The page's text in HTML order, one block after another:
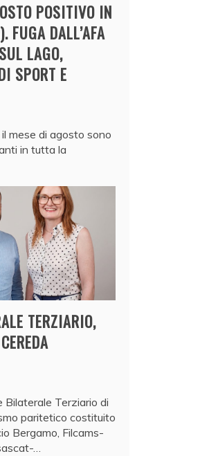
POSITIVO IN
DALL’AFA
LAGO,
SPORT E
mese di agosto sono
in tutta la
TERZIARIO,
Bilaterale Terziario di
paritetico costituito
Bergamo, Filcams-
…